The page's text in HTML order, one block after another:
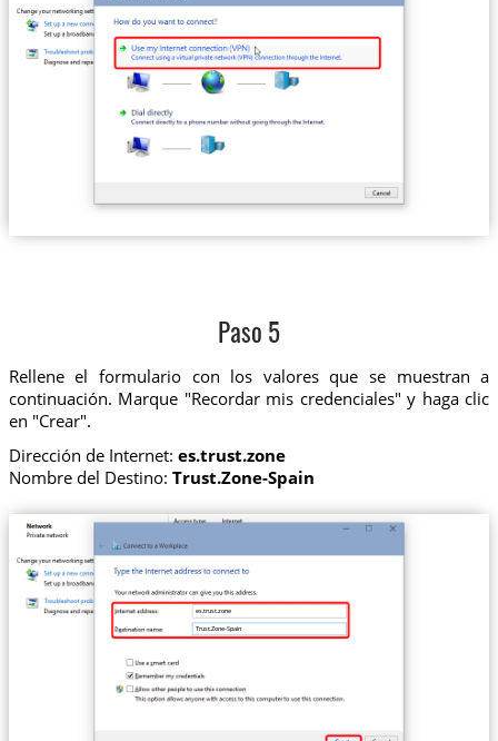
Paso 5
Rellene el formulario con los valores que se muestran a
continuación. Marque "Recordar mis credenciales" y haga clic
en "Crear".
Dirección de Internet: es.trust.zone
Nombre del Destino: Trust.Zone-Spain
es.trust.zone
Trust.Zone-Spain